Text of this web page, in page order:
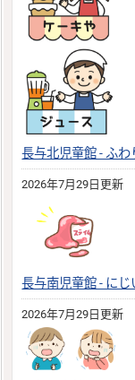
長与北児童館 - ふわ
2026年7月29日更新
長与南児童館 - に
2026年7月29日更新